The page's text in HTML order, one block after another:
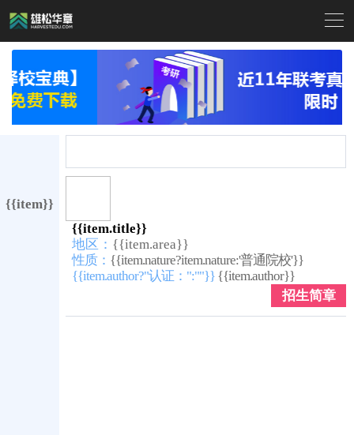

{{item}}
{{item.title}}
地区： {{item.area}}
性质： {{item.nature?item.nature:'普通院校'}}
{{item.author?"认证：":""}} {{item.author}}
招生简章